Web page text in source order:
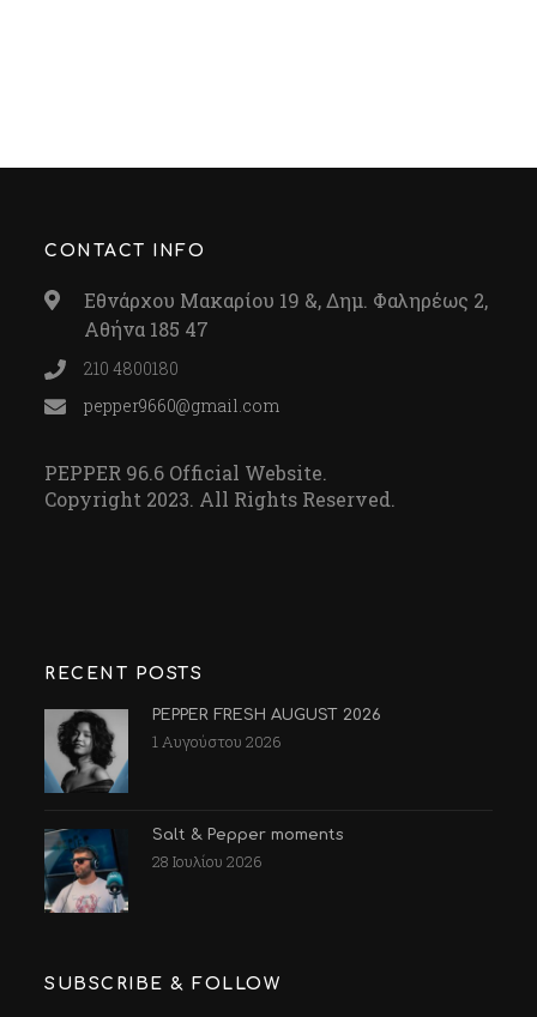
CONTACT INFO
Εθνάρχου Μακαρίου 19 &, Δημ. Φαληρέως 2,
Αθήνα 185 47
210 4800180
pepper9660@gmail.com
PEPPER 96.6 Official Website.
Copyright 2023. All Rights Reserved.
RECENT POSTS
PEPPER FRESH AUGUST 2026
1 Αυγούστου 2026
Salt & Pepper moments
28 Ιουλίου 2026
SUBSCRIBE & FOLLOW